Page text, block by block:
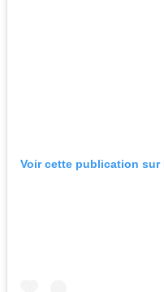
Voir cette publication sur